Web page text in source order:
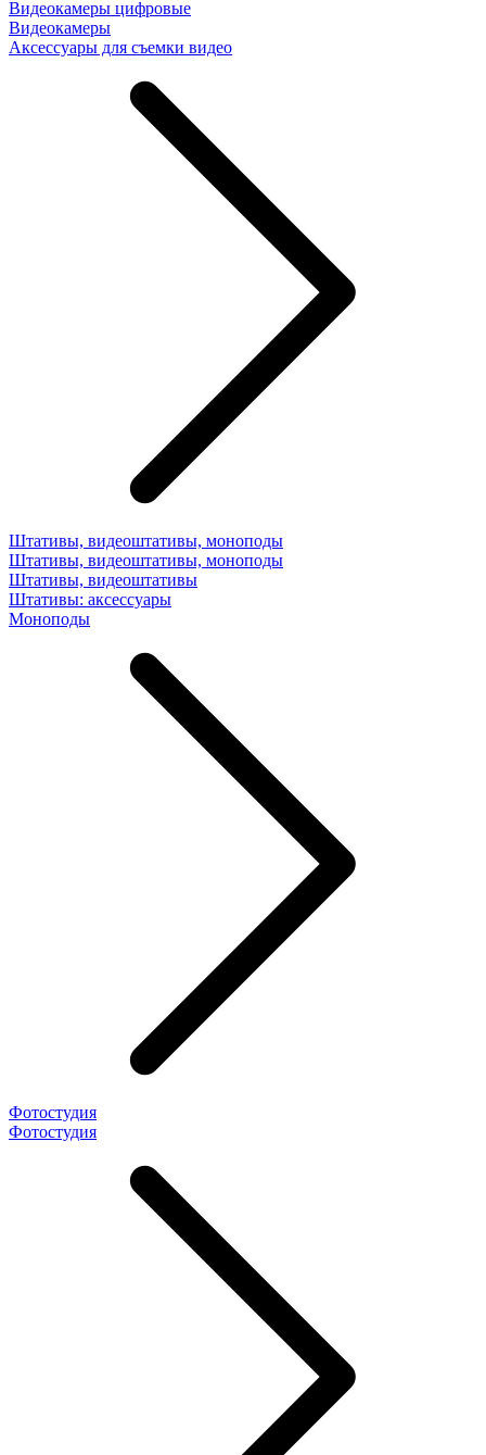
Видеокамеры цифровые
Видеокамеры
Аксессуары для съемки видео
Штативы, видеоштативы, моноподы
Штативы, видеоштативы, моноподы
Штативы, видеоштативы
Штативы: аксессуары
Моноподы
Фотостудия
Фотостудия